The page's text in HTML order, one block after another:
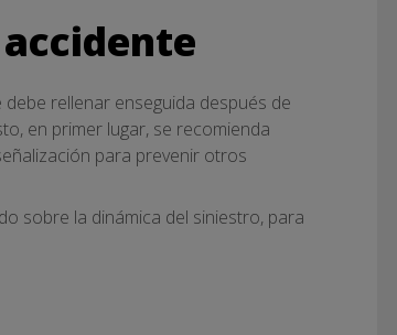
rellenar enseguida después de
en primer lugar, se recomienda
para prevenir otros
sobre la dinámica del siniestro, para